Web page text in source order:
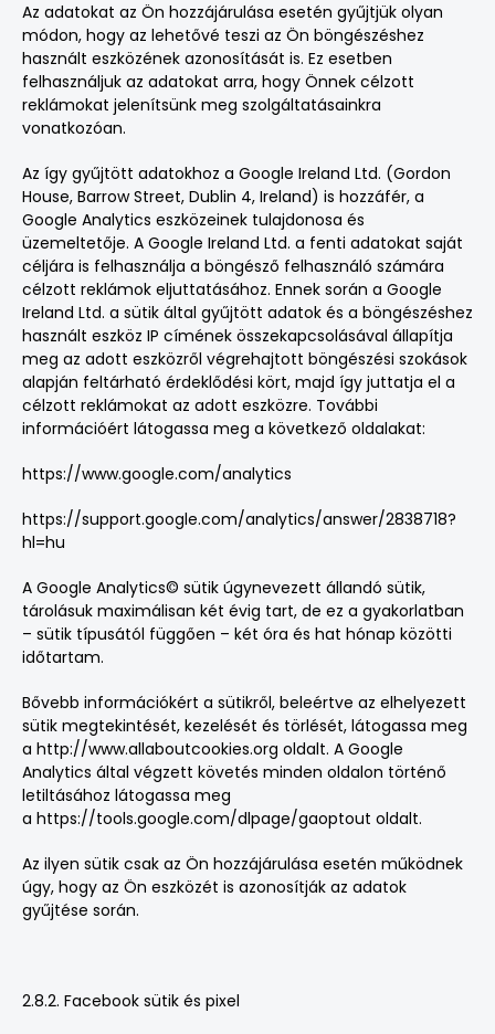
Az adatokat az Ön hozzájárulása esetén gyűjtjük olyan
módon, hogy az lehetővé teszi az Ön böngészéshez
használt eszközének azonosítását is. Ez esetben
felhasználjuk az adatokat arra, hogy Önnek célzott
reklámokat jelenítsünk meg szolgáltatásainkra
vonatkozóan.
Az így gyűjtött adatokhoz a Google Ireland Ltd. (Gordon
House, Barrow Street, Dublin 4, Ireland) is hozzáfér, a
Google Analytics eszközeinek tulajdonosa és
üzemeltetője. A Google Ireland Ltd. a fenti adatokat saját
céljára is felhasználja a böngésző felhasználó számára
célzott reklámok eljuttatásához. Ennek során a Google
Ireland Ltd. a sütik által gyűjtött adatok és a böngészéshez
használt eszköz IP címének összekapcsolásával állapítja
meg az adott eszközről végrehajtott böngészési szokások
alapján feltárható érdeklődési kört, majd így juttatja el a
célzott reklámokat az adott eszközre. További
információért látogassa meg a következő oldalakat:
https://www.google.com/analytics
https://support.google.com/analytics/answer/2838718?
hl=hu
A Google Analytics© sütik úgynevezett állandó sütik,
tárolásuk maximálisan két évig tart, de ez a gyakorlatban
– sütik típusától függően – két óra és hat hónap közötti
időtartam.
Bővebb információkért a sütikről, beleértve az elhelyezett
sütik megtekintését, kezelését és törlését, látogassa meg
a http://www.allaboutcookies.org oldalt. A Google
Analytics által végzett követés minden oldalon történő
letiltásához látogassa meg
a https://tools.google.com/dlpage/gaoptout oldalt.
Az ilyen sütik csak az Ön hozzájárulása esetén működnek
úgy, hogy az Ön eszközét is azonosítják az adatok
gyűjtése során.
2.8.2. Facebook sütik és pixel